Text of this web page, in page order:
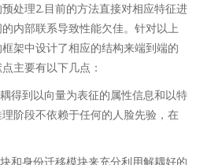
处理2.目前的方法直接对相应特征进
内部联系导致性能欠佳。针对以上
架中设计了相应的结构来端到端的
主要有以下几点：
得到以向量为表征的属性信息和以特
阶段不依赖于任何的人脸先验，在
和身份迁移模块来充分利用解耦好的